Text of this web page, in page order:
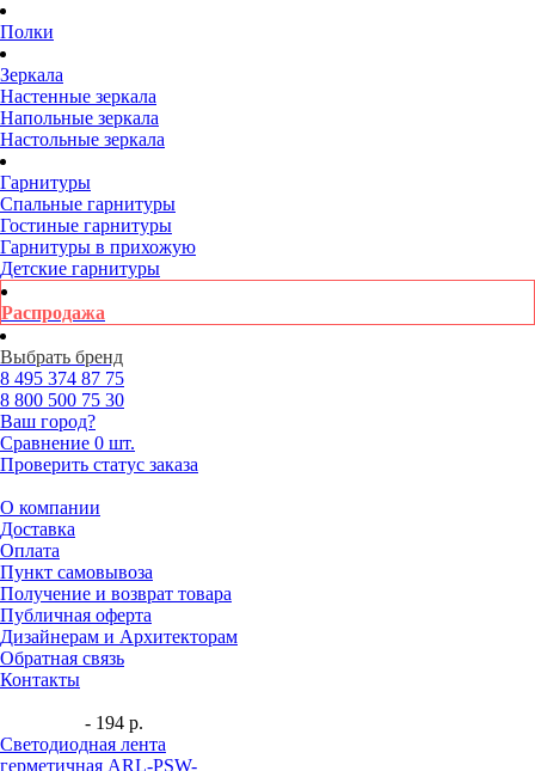
Полки
Зеркала
Настенные зеркала
Напольные зеркала
Настольные зеркала
Гарнитуры
Спальные гарнитуры
Гостиные гарнитуры
Гарнитуры в прихожую
Детские гарнитуры
Распродажа
Выбрать бренд
8 495 374 87 75
8 800 500 75 30
Ваш город?
Сравнение 0 шт.
Проверить статус заказа
О компании
Доставка
Оплата
Пункт самовывоза
Получение и возврат товара
Публичная оферта
Дизайнерам и Архитекторам
Обратная связь
Контакты
- 194 р.
Светодиодная лента
герметичная ARL-PSW-